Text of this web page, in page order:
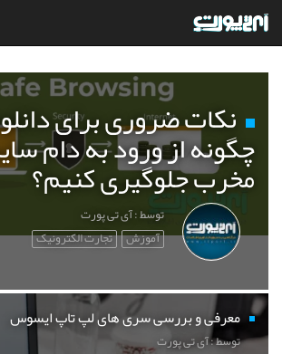
نکات ضروری برای
چگونه از ورود به دام
مخرب جلوگیری کنیم؟
توسط : آی تی پورت
آموزش تجارت الکترونیک
معرفی و بررسی سری های لپ تاپ ایسوس
توسط : آی تی پورت